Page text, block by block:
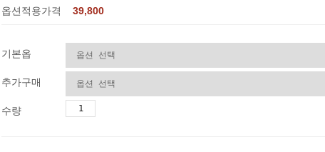
옵션적용가격 39,800
기본옵
추가구매
수량